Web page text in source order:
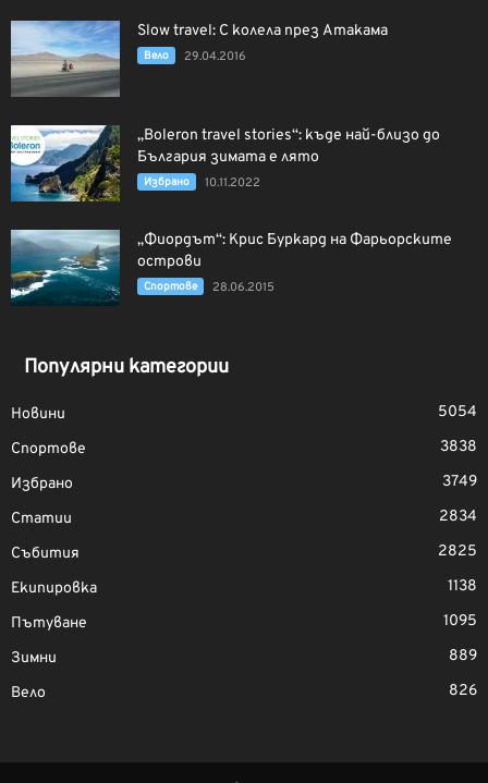
Slow travel: С колела през Атакама
Вело 29.04.2016
„Boleron travel stories“: къде най-близо до
България зимата е лято
Избрано 10.11.2022
„Фиордът“: Крис Буркард на Фарьорските
острови
Спортове 28.06.2015
Популярни категории
Новини
5054
Спортове
3838
Избрано
3749
Статии
2834
Събития
2825
Екипировка
1138
Пътуване
1095
Зимни
889
Вело
826